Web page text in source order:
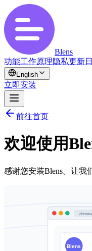
Blens
功能工作原理隐私更新
English
立即安装
前往首页
欢迎使用
感谢您安装Blens。让我